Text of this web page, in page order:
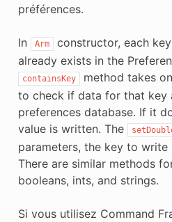
préférences.
In Arm
constructor, each
already exists in the
containsKey
method takes
to check if data for that key
preferences database. If it
value is written. The
parameters, the key to
There are similar methods
booleans, ints, and strings.
Si vous utilisez Command